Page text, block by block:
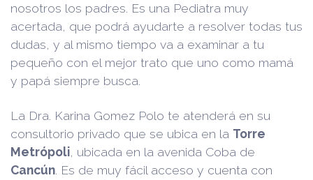
nosotros los padres. Es una Pediatra muy
acertada, que podrá ayudarte a resolver todas tus
dudas, y al mismo tiempo va a examinar a tu
pequeño con el mejor trato que uno como mamá
y papá siempre busca.
La Dra. Karina Gomez Polo te atenderá en su
consultorio privado que se ubica en la Torre
Metrópoli , ubicada en la avenida Coba de
Cancún . Es de muy fácil acceso y cuenta con